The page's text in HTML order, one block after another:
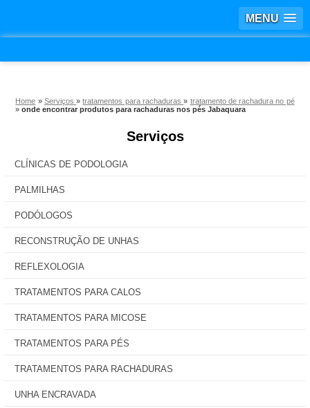
MENU
Home » Serviços»tratamentos para rachaduras» tratamento de rachadura no pé
»onde encontrar produtos para rachaduras nos pés Jabaquara
Serviços
CLÍNICAS DE PODOLOGIA
PALMILHAS
PODÓLOGOS
RECONSTRUÇÃO DE UNHAS
REFLEXOLOGIA
TRATAMENTOS PARA CALOS
TRATAMENTOS PARA MICOSE
TRATAMENTOS PARA PÉS
TRATAMENTOS PARA RACHADURAS
UNHA ENCRAVADA